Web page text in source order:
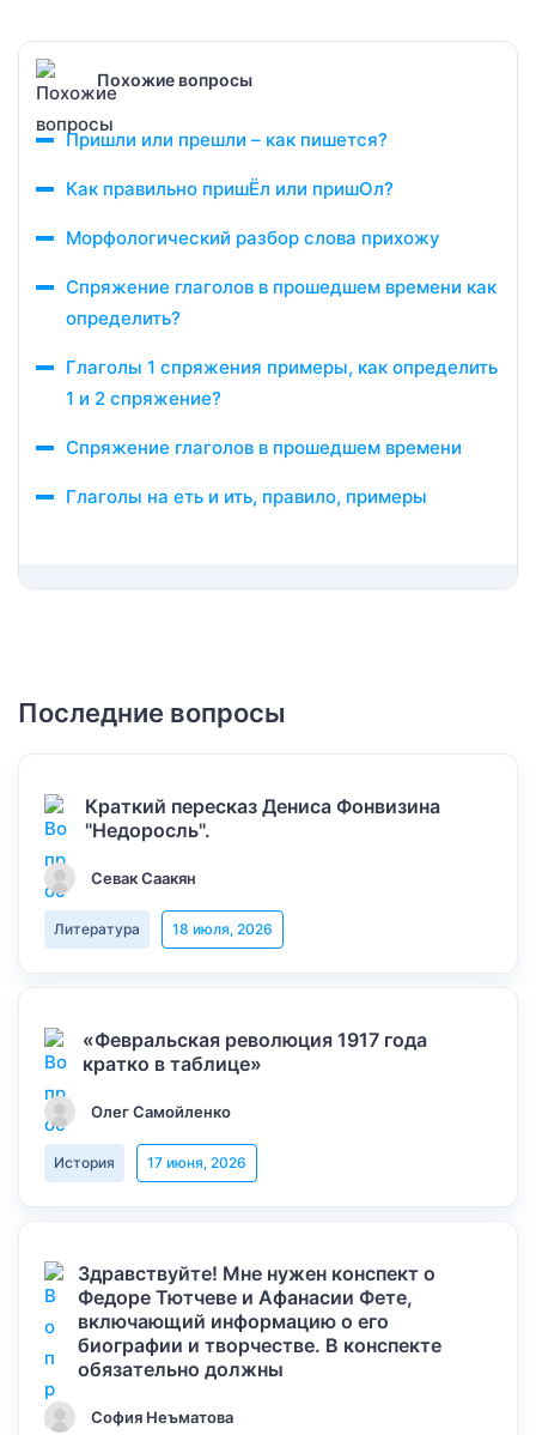
Похожие вопросы
Пришли или прешли – как пишется?
Как правильно пришЁл или пришОл?
Морфологический разбор слова прихожу
Спряжение глаголов в прошедшем времени как
определить?
Глаголы 1 спряжения примеры, как определить
1 и 2 спряжение?
Спряжение глаголов в прошедшем времени
Глаголы на еть и ить, правило, примеры
Последние вопросы
Краткий пересказ Дениса Фонвизина
"Недоросль".
Севак Саакян
Литература 18 июля, 2026
«Февральская революция 1917 года
кратко в таблице»
Олег Самойленко
История 17 июня, 2026
Здравствуйте! Мне нужен конспект о
Федоре Тютчеве и Афанасии Фете,
включающий информацию о его
биографии и творчестве. В конспекте
обязательно должны
София Неъматова